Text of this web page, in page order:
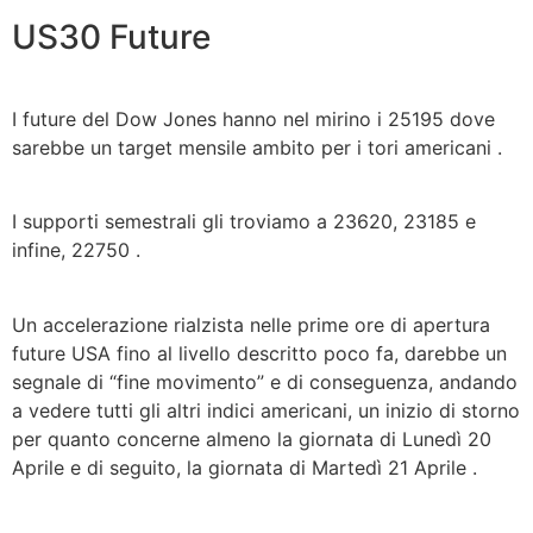
US30 Future
I future del Dow Jones hanno nel mirino i 25195 dove
sarebbe un target mensile ambito per i tori americani .
I supporti semestrali gli troviamo a 23620, 23185 e
infine, 22750 .
Un accelerazione rialzista nelle prime ore di apertura
future USA fino al livello descritto poco fa, darebbe un
segnale di “fine movimento” e di conseguenza, andando
a vedere tutti gli altri indici americani, un inizio di storno
per quanto concerne almeno la giornata di Lunedì 20
Aprile e di seguito, la giornata di Martedì 21 Aprile .